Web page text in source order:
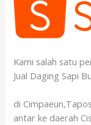
Kami salah satu
Jual Daging Sapi
di
antar ke daerah